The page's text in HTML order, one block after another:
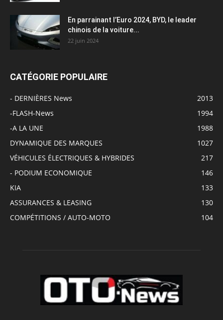
En parrainant l’Euro 2024, BYD, le leader
chinois de la voiture...
22 juin 2024
CATÉGORIE POPULAIRE
- DERNIÈRES News
2013
-FLASH-News
1994
-A LA UNE
1988
DYNAMIQUE DES MARQUES
1027
VÉHICULES ÉLECTRIQUES & HYBRIDES
217
- PODIUM ECONOMIQUE
146
KIA
133
ASSURANCES & LEASING
130
COMPÉTITIONS / AUTO-MOTO
104